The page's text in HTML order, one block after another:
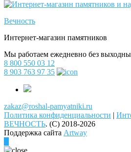
Вечность
Интернет-магазин памятников
Мы работаем ежедневно без
8 800 550 03 12
8 903 763 97 35
zakaz@roshal-pamyatniki.ru
Политика конфиденциальности |
ВЕЧНОСТЬ. (C) 2018-2026
Поддержка сайта Artway